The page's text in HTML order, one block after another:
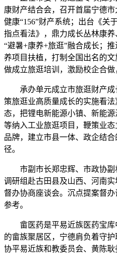
康财产结合会，召开首届宁德
健康“156”财产系统；出台《关
指点看法》，鼎力成长丛林康
“避暑+康养+旅逛”融合成长；
养项目扶植，打制全国出名的
做成立旅逛培训，激励校企合做
承办单元成立市旅逛财产成
策旅逛业高质量成长的实施看
态，把锂电新能源小镇、新能
等纳入工业旅逛项目，鞭策业
品牌，建立市县一体、政企结
径。
市副市长郑忠辉、市政协副
调研组赴古田县及山西、河南
督办协商座谈会。沉点提案督
参考。
畲医药是平易近族医药宝库
的畲族聚居区，宁德肩负着守
协平易近族和教委员会、黄陈